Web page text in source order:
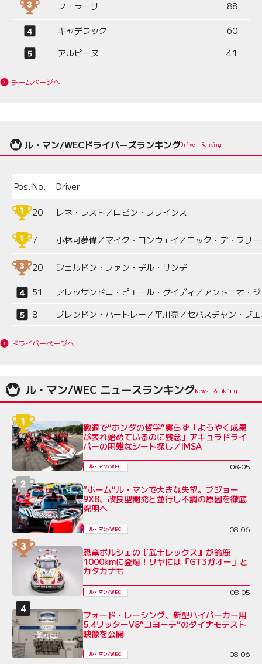
フェラーリ 88
キャデラック
60
アルピーヌ
41
チームページへ
ル・マン/WECドライバーズランキングDriver Ranking
Pos. No. Driver
20 レネ・ラスト／ロビン・フラインス
7 小林可夢偉／マイク・コンウェイ／ニック・デ・フリ
20 シェルドン・ファン・デル・リンデ
51
アレッサンドロ・ピエール・グイディ／アントニオ・
8
ブレンドン・ハートレー／平川亮／セバスチャン・ブ
ドライバーページへ
ル・マン/WEC ニュースランキング
撤退で“ホンダの哲学”実らず「ようやく成果
が表れ始めているのに残念」アキュラドライ
バーの困難なシート探し／IMSA
ル・マン/WEC 08-05
“ホーム”ル・マンで大きな失望。プジョー
9X8、改良型開発と並行し不調の原因を徹底
究明へ
ル・マン/WEC 08-06
恐竜ポルシェの『武士レックス』が鈴鹿
1000kmに登場！リヤには「GT3ガオー」と
カタカナも
ル・マン/WEC 08-05
フォード・レーシング、新型ハイパーカー用
5.4リッターV8“コヨーテ”のダイナモテスト
映像を公開
ル・マン/WEC 08-06